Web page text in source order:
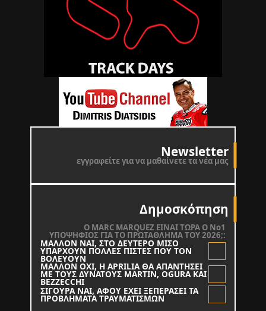
Newsletter
εγγραφείτε για να μαθαίνετε τα νέα μας
Δημοσκόπηση
O MARC MARQUEZ ΕΙΝΑΙ ΤΩΡΑ Ο Νο1
ΥΠΟΨΗΦΙΟΣ ΓΙΑ ΤΟ ΠΡΩΤΑΘΛΗΜΑ ΤΟΥ 2026;:
ΜΑΛΛΟΝ ΝΑΙ, ΣΤΟ ΔΕΥΤΕΡΟ ΜΙΣΟ
ΥΠΑΡΧΟΥΝ ΠΟΛΛΕΣ ΠΙΣΤΕΣ ΠΟΥ ΤΟΝ
ΒΟΛΕΥΟΥΝ
ΜΑΛΛΟΝ ΟΧΙ, Η APRILIA ΘΑ ΑΠΑΝΤΗΣΕΙ
ΜΕ ΤΟΥΣ ΔΥΝΑΤΟΥΣ MARTIN, OGURA KAI
BEZZECCHI
ΣΙΓΟΥΡΑ ΝΑΙ, ΑΦΟΥ ΕΧΕΙ ΞΕΠΕΡΑΣΕΙ ΤΑ
ΠΡΟΒΛΗΜΑΤΑ ΤΡΑΥΜΑΤΙΣΜΩΝ